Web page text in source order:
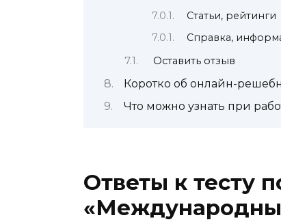
Статьи, рейтинги
Справка,
Оставить отзыв
Коротко об онлайн-
Что можно узнать при
Ответы к тесту